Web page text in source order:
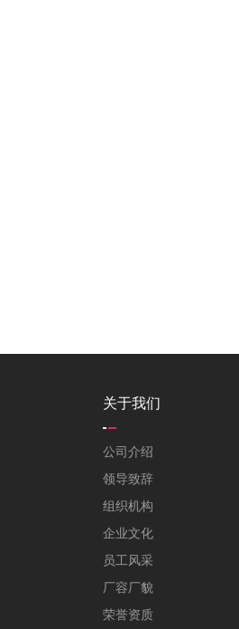
关于我们
公司介绍
领导致辞
组织机构
企业文化
员工风采
厂容厂貌
荣誉资质